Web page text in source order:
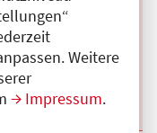
Weitere
Impressum.
Webinar